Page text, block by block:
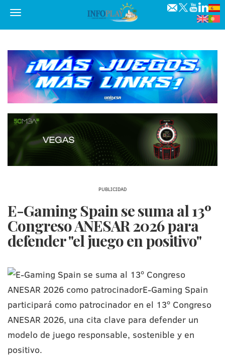
Menú
PUBLICIDAD
E-Gaming Spain se suma al 13º
Congreso ANESAR 2026 para
defender "el juego en positivo"